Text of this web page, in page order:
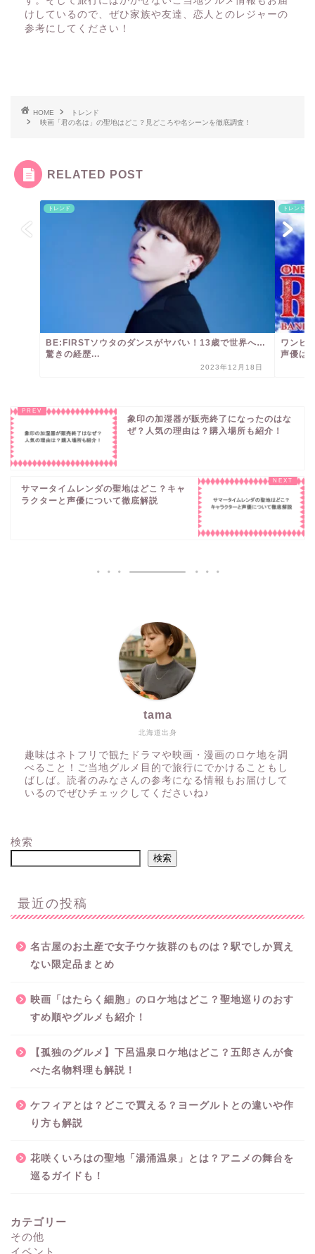
けしているので、ぜひ家族や友達、恋人とのレジャーの
参考にしてください！
HOME
トレンド
映画「君の名は」の聖地はどこ？見どころや名シーンを徹底調査！
RELATED POST
トレンド
BE:FIRSTソウタのダンスがヤバい！13歳で世界へ…
驚きの経歴...
2023年12月18日
トレンド
ワンピ
声優は
象印の加湿器が販売終了になったのはな
ぜ？人気の理由は？購入場所も紹介！
サマータイムレンダの聖地はどこ？キャ
ラクターと声優について徹底解説
北海道出身
tama
趣味はネトフリで観たドラマや映画・漫画のロケ地を調
べること！ご当地グルメ目的で旅行にでかけることもし
ばしば。読者のみなさんの参考になる情報もお届けして
いるのでぜひチェックしてくださいね♪
検索
検索
最近の投稿
名古屋のお土産で女子ウケ抜群のものは？駅でしか買え
ない限定品まとめ
映画「はたらく細胞」のロケ地はどこ？聖地巡りのおす
すめ順やグルメも紹介！
【孤独のグルメ】下呂温泉ロケ地はどこ？五郎さんが食
べた名物料理も解説！
ケフィアとは？どこで買える？ヨーグルトとの違いや作
り方も解説
花咲くいろはの聖地「湯涌温泉」とは？アニメの舞台を
巡るガイドも！
カテゴリー
その他